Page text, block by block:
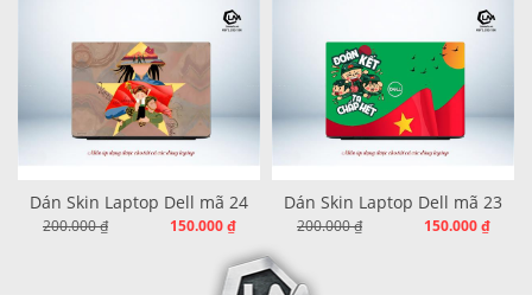
Dán Skin Laptop Dell mã 23
200.000 ₫ 150.000 ₫
Dán Skin Laptop Dell mã 22
200.000 ₫ 150.000 ₫